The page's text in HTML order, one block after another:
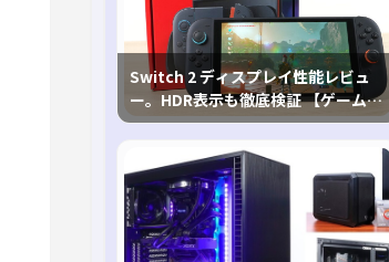
Switch 2 ディスプレイ性能レビュ
ー。HDR表示も徹底検証 【ゲームに
おけるHDRの未来を切り開く1台！】